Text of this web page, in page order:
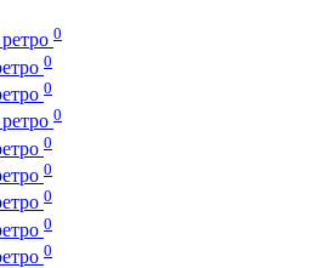
0
0
0
0
0
0
0
0
0